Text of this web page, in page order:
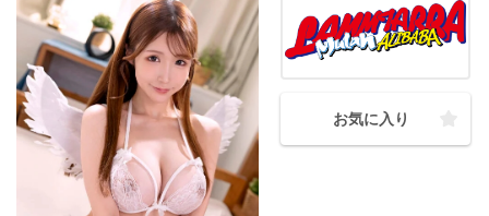
お気に入り